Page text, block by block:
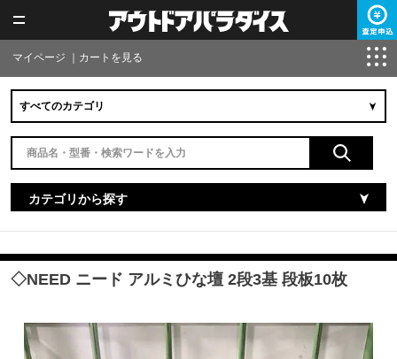
マイページ カートを見る
カテゴリから探す
◇NEED ニード アルミひな壇 2段3基 段板10枚